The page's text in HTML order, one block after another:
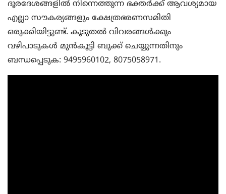
ദൂരദേശങ്ങളില്‍ നിന്നെത്തുന്ന ഭക്തര്‍ക്ക് ആവശ്യമായ
എല്ലാ സൗകര്യങ്ങളും ക്ഷേത്രഭരണസമിതി
ഒരുക്കിയിട്ടുണ്ട്. കൂടുതല്‍ വിവരങ്ങള്‍ക്കും
വഴിപാടുകള്‍ മുന്‍കൂട്ടി ബുക്ക് ചെയ്യുന്നതിനും
ബന്ധപ്പെടുക: 9495960102, 8075058971.